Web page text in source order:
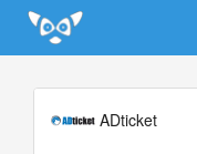
Update cookies preferences
ADticket